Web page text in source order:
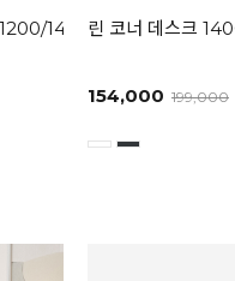
1400/1600/1800 사이
린 코너 데스크
154,000 199,000